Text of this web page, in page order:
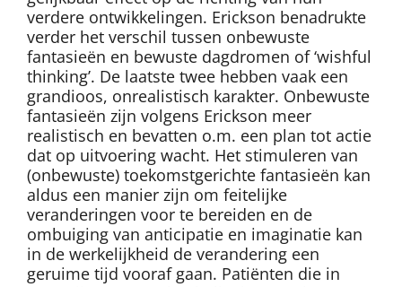
verdere ontwikkelingen. Erickson benadrukte
verder het verschil tussen onbewuste
fantasieën en bewuste dagdromen of ‘wishful
thinking’. De laatste twee hebben vaak een
grandioos, onrealistisch karakter. Onbewuste
fantasieën zijn volgens Erickson meer
realistisch en bevatten o.m. een plan tot actie
dat op uitvoering wacht. Het stimuleren van
(onbewuste) toekomstgerichte fantasieën kan
aldus een manier zijn om feitelijke
veranderingen voor te bereiden en de
ombuiging van anticipatie en imaginatie kan
in de werkelijkheid de verandering een
geruime tijd vooraf gaan. Patiënten die in